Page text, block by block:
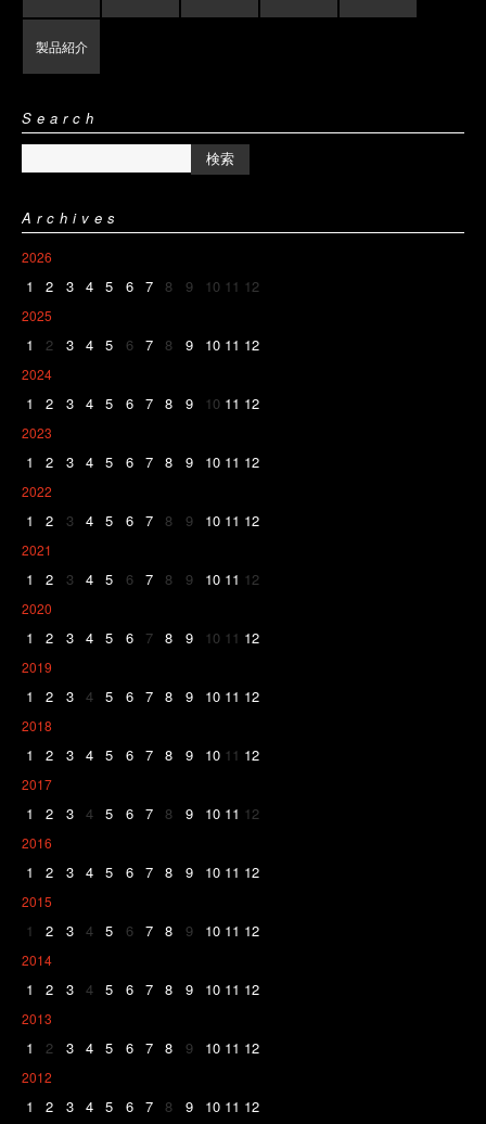
製品紹介
Search
Archives
2026
1 2 3 4 5 6 7 8 9 10 11 12
2025
1 2 3 4 5 6 7 8 9 10 11 12
2024
1 2 3 4 5 6 7 8 9 10 11 12
2023
1 2 3 4 5 6 7 8 9 10 11 12
2022
1 2 3 4 5 6 7 8 9 10 11 12
2021
1 2 3 4 5 6 7 8 9 10 11 12
2020
1 2 3 4 5 6 7 8 9 10 11 12
2019
1 2 3 4 5 6 7 8 9 10 11 12
2018
1 2 3 4 5 6 7 8 9 10 11 12
2017
1 2 3 4 5 6 7 8 9 10 11 12
2016
1 2 3 4 5 6 7 8 9 10 11 12
2015
1 2 3 4 5 6 7 8 9 10 11 12
2014
1 2 3 4 5 6 7 8 9 10 11 12
2013
1 2 3 4 5 6 7 8 9 10 11 12
2012
1 2 3 4 5 6 7 8 9 10 11 12